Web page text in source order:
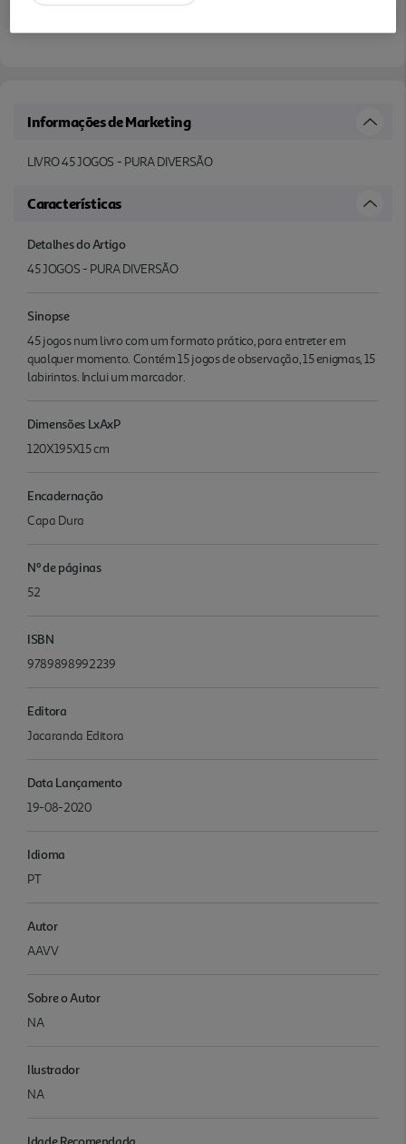
Informações de Marketing
LIVRO 45 JOGOS - PURA DIVERSÃO
Características
Detalhes do Artigo
45 JOGOS - PURA DIVERSÃO
Sinopse
45 jogos num livro com um formato prático, para entreter em
qualquer momento. Contém 15 jogos de observação, 15 enigmas, 15
labirintos. Inclui um marcador.
Dimensões LxAxP
120X195X15 cm
Encadernação
Capa Dura
Nº de páginas
52
ISBN
9789898992239
Editora
Jacaranda Editora
Data Lançamento
19-08-2020
Idioma
PT
Autor
AAVV
Sobre o Autor
NA
Ilustrador
NA
Idade Recomendada